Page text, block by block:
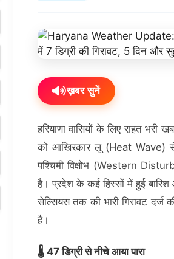
ख़बर सुनें
हरियाणा वासियों के लिए राहत
को आखिरकार लू (Heat Wave)
पश्चिमी विक्षोभ (Western
है। प्रदेश के कई हिस्सों में हुई
सेल्सियस तक की भारी गिरावट दर्ज
है।
🌡️ 47 डिग्री से नीचे आया पारा